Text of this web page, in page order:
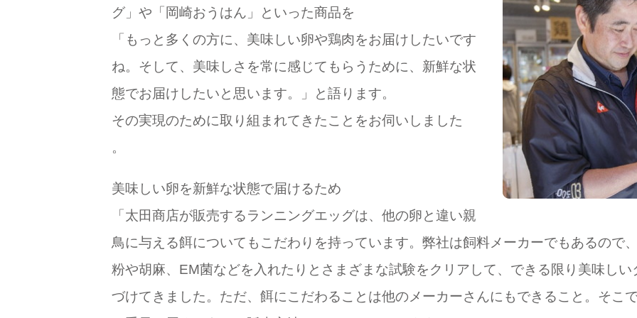
グ」や「岡崎おうはん」といった商品を
「もっと多くの方に、美味しい卵や鶏肉をお届けしたいです
ね。そして、美味しさを常に感じてもらうために、新鮮な状
態でお届けしたいと思います。」と語ります。
その実現のために取り組まれてきたことをお伺いしました
。
美味しい卵を新鮮な状態で届けるため
「太田商店が販売するランニングエッグは、他の卵と違い親
鳥に与える餌についてもこだわりを持っています。弊社は飼料メーカーでもあるので
粉や胡麻、EM菌などを入れたりとさまざまな試験をクリアして、できる限り美味し
づけてきました。ただ、餌にこだわることは他のメーカーさんにもできること。そこ